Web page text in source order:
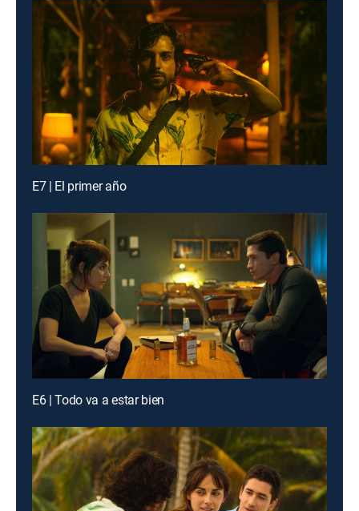
E7 | El primer año
E6 | Todo va a estar bien